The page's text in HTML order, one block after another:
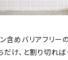
含めバリアフリー
だけ、と割り切れ